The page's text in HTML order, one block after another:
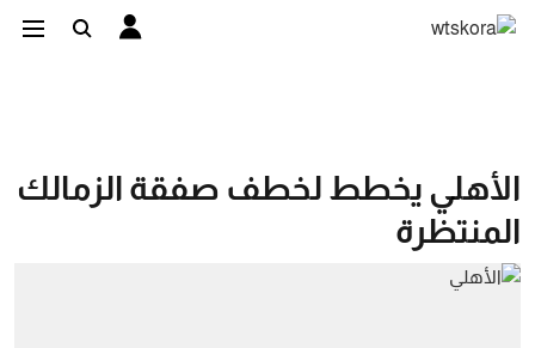
الأهلي يخطط لخطف صفقة الزمالك
المنتظرة